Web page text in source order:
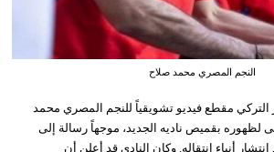
النجم المصري محمد صلاح
مقطع فيديو تشويقياً للنجم المصري محمد
لظهوره بقميص ناديه الجديد، موجهاً رسالة إلى
أنباء انتقاله. وكان النادي قد أعلن أن